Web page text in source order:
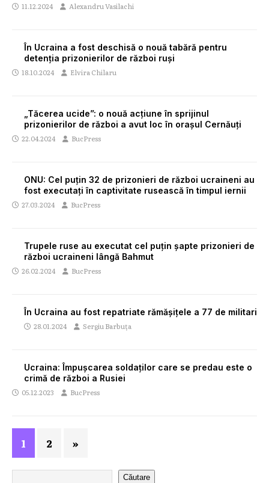
11.12.2024 Alexandru Vasilachi
În Ucraina a fost deschisă o nouă tabără pentru
detenția prizonierilor de război ruși
18.10.2024 Elvira Chilaru
„Tăcerea ucide”: o nouă acțiune în sprijinul
prizonierilor de război a avut loc în orașul Cernăuți
22.04.2024 BucPress
ONU: Cel puțin 32 de prizonieri de război ucraineni au
fost executați în captivitate rusească în timpul iernii
27.03.2024 BucPress
Trupele ruse au executat cel puţin şapte prizonieri de
război ucraineni lângă Bahmut
26.02.2024 BucPress
În Ucraina au fost repatriate rămășițele a 77 de militari
28.01.2024 Sergiu Barbuța
Ucraina: Împușcarea soldaților care se predau este o
crimă de război a Rusiei
05.12.2023 BucPress
1 2 »
Căutare